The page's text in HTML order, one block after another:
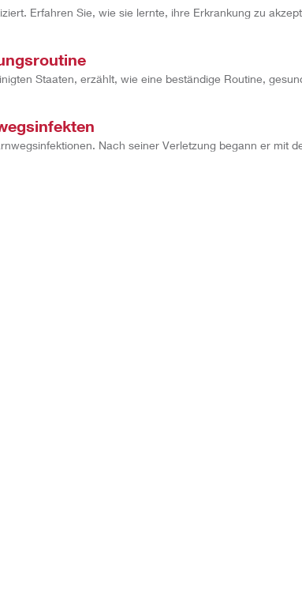
Erfahren Sie, wie sie lernte, ihre Erkrankung zu
Staaten, erzählt, wie eine beständige Routine,
Nach seiner Verletzung begann er mit